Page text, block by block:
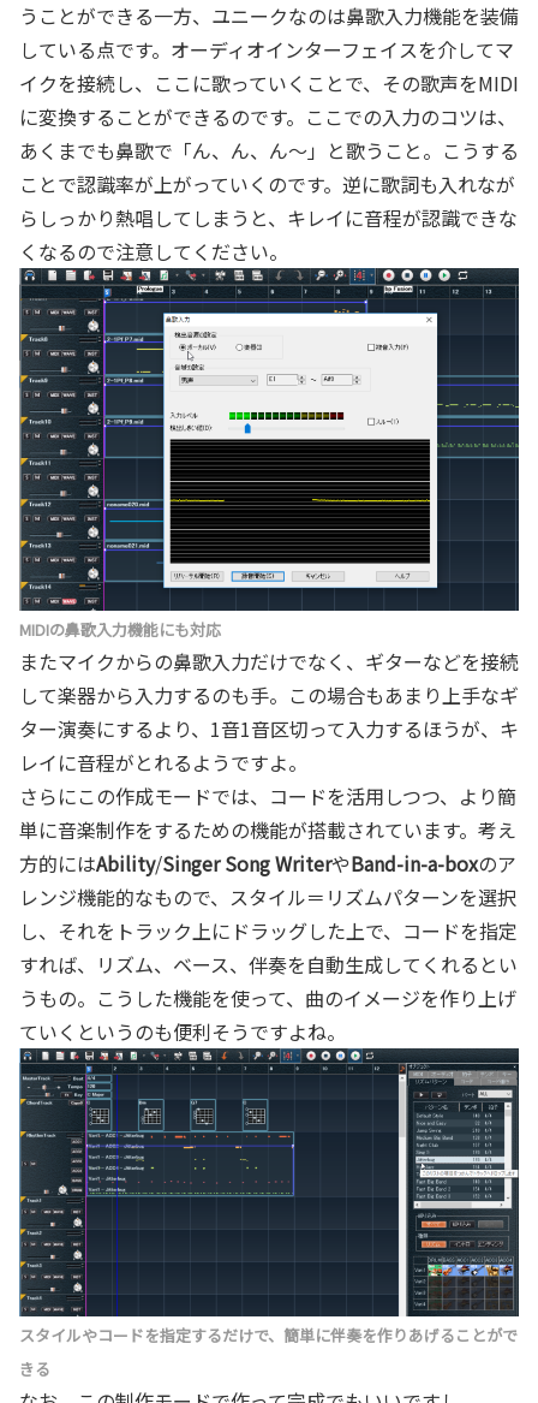
うことができる一方、ユニークなのは鼻歌入力機能を装備
している点です。オーディオインターフェイスを介してマ
イクを接続し、ここに歌っていくことで、その歌声をMIDI
に変換することができるのです。ここでの入力のコツは、
あくまでも鼻歌で「ん、ん、ん～」と歌うこと。こうする
ことで認識率が上がっていくのです。逆に歌詞も入れなが
らしっかり熱唱してしまうと、キレイに音程が認識できな
くなるので注意してください。
MIDIの鼻歌入力機能にも対応
またマイクからの鼻歌入力だけでなく、ギターなどを接続
して楽器から入力するのも手。この場合もあまり上手なギ
ター演奏にするより、1音1音区切って入力するほうが、キ
レイに音程がとれるようですよ。
さらにこの作成モードでは、コードを活用しつつ、より簡
単に音楽制作をするための機能が搭載されています。考え
方的にはAbility/Singer Song WriterやBand-in-a-boxのア
レンジ機能的なもので、スタイル＝リズムパターンを選択
し、それをトラック上にドラッグした上で、コードを指定
すれば、リズム、ベース、伴奏を自動生成してくれるとい
うもの。こうした機能を使って、曲のイメージを作り上げ
ていくというのも便利そうですよね。
スタイルやコードを指定するだけで、簡単に伴奏を作りあげることがで
きる